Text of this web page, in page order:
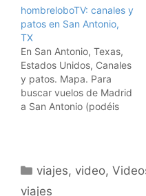
Para ver todos los
vídeos diarios de
hombrelobo, vete a la
categoría de vídeos
diarios.
hombreloboTV: canales y
patos en San Antonio,
TX
En San Antonio, Texas,
Estados Unidos, Canales
y patos. Mapa. Para
buscar vuelos de Madrid
a San Antonio (podéis
todos los vídeos diarios
de hombrelobo, vete a la
Categorías
viajes, video,
viajes